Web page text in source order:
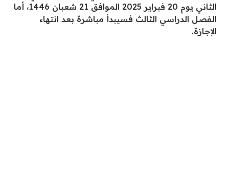
الثاني يوم 20 فبراير 2025 الموافق 21 شعبان 1446، أما
الفصل الدراسي الثالث فسيبدأ مباشرة بعد انتهاء
الإجازة.